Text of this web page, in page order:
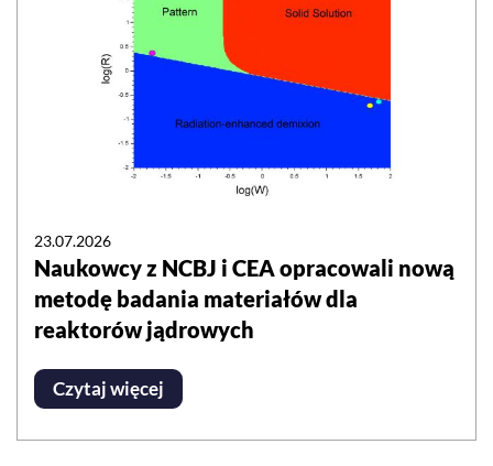
23.07.2026
Naukowcy z NCBJ i CEA opracowali nową
metodę badania materiałów dla
reaktorów jądrowych
Czytaj więcej